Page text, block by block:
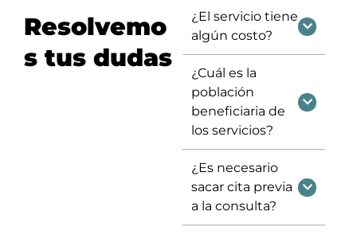
Resolvemo
s tus dudas
¿El servicio tiene
algún costo?
¿Cuál es la
población
beneficiaria de
los servicios?
¿Es necesario
sacar cita previa
a la consulta?